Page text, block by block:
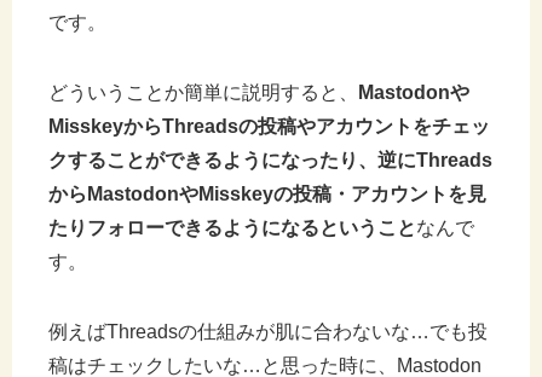
です。
どういうことか簡単に説明すると、
Mastodonや
MisskeyからThreadsの投稿やアカウントをチェッ
クすることができるようになったり、逆にThreads
からMastodonやMisskeyの投稿・アカウントを見
たりフォローできるようになるということなんで
す。
例えばThreadsの仕組みが肌に合わないな…でも投
稿はチェックしたいな…と思った時に、Mastodon